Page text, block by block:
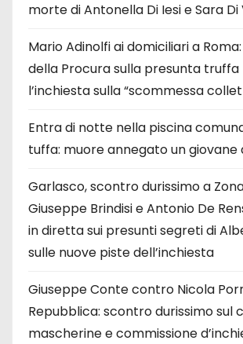
morte di Antonella Di Iesi e Sara Di
Mario Adinolfi ai domiciliari a
della Procura sulla presunta truffa
l’inchiesta sulla “scommessa
Entra di notte nella piscina
tuffa: muore annegato un giovane
Garlasco, scontro durissimo a
Giuseppe Brindisi e Antonio De
in diretta sui presunti segreti di
sulle nuove piste dell’inchiesta
Giuseppe Conte contro Nicola
Repubblica: scontro durissimo sul
mascherine e commissione